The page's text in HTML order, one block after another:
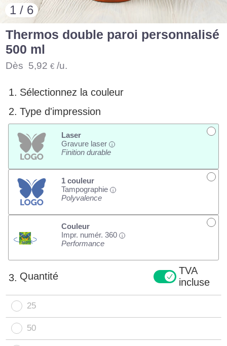
1 / 6
Thermos double paroi personnalisé
500 ml
Dès 5,92 € /u.
1. Sélectionnez la couleur
2. Type d'impression
Laser
Gravure laser
i
Finition durable
1 couleur
Tampographie
i
Polyvalence
Couleur
Impr. numér. 360
i
Performance
3. Quantité
TVA
incluse
25
50